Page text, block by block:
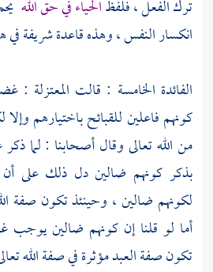
ترك الفعل ، فلفظالحياء في حق الله
انكسار النفس ، وهذه قاعدة شريفة في
الفائدة الخامسة : قالت المعتزلة :
كونهم فاعلين للقبائح باختيارهم
من الله تعالى وقال أصحابنا : لما
بذكر كونهم ضالين دل ذلك على
لكونهم ضالين ، وحينئذ تكون صفة
أما لو قلنا إن كونهم ضالين يوجب
تكون صفة العبد مؤثرة في صفة الله